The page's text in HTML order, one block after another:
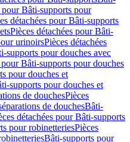
pour Bâti-supports pour
détachées pour Bâti-supports
Pièces détachées pour Bâti-
urinoirsPièces détachées
supports pour douches avec
pour Bâti-supports pour douches
pour douches et
supports pour douches et
de douchesPièces
de douchesBâti-
détachées pour Bâti-supports
pour robinetteriesPièces
Bâti-supports pour